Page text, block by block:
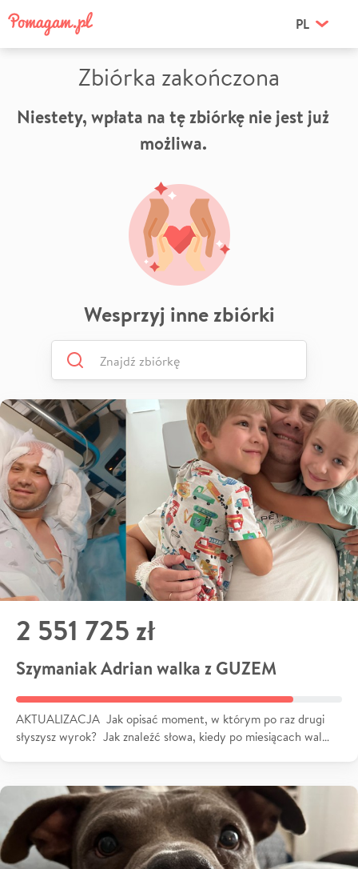
PL
Zbiórka zakończona
Niestety, wpłata na tę zbiórkę nie jest już
możliwa.
Wesprzyj inne zbiórki
2 551 725 zł
Szymaniak Adrian walka z GUZEM
AKTUALIZACJA Jak opisać moment, w którym po raz drugi
słyszysz wyrok? Jak znaleźć słowa, kiedy po miesiącach wal…